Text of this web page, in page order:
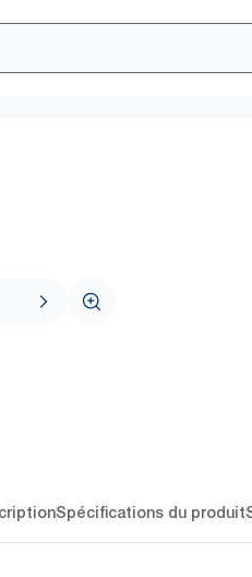
Spécifications du produit